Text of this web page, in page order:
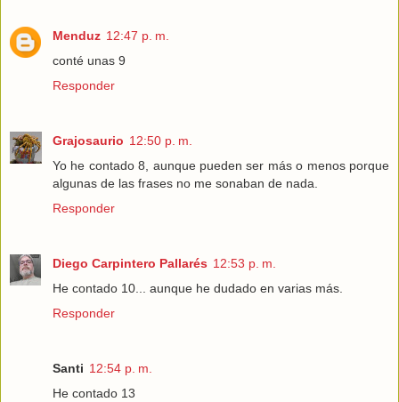
Menduz 12:47 p. m.
conté unas 9
Responder
Grajosaurio 12:50 p. m.
Yo he contado 8, aunque pueden ser más o menos porque
algunas de las frases no me sonaban de nada.
Responder
Diego Carpintero Pallarés 12:53 p. m.
He contado 10... aunque he dudado en varias más.
Responder
Santi 12:54 p. m.
He contado 13